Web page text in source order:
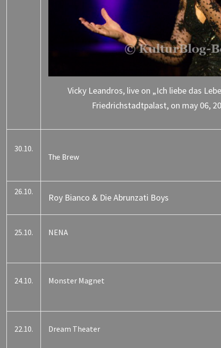
Vicky Leandros, live on „Ich liebe das
Friedrichstadtpalast, on may 06,
30.10.
The Brew
26.10.
Roy Bianco & Die Abrunzati Boys
25.10. NENA
24.10. Monster Magnet
22.10. Dream Theater